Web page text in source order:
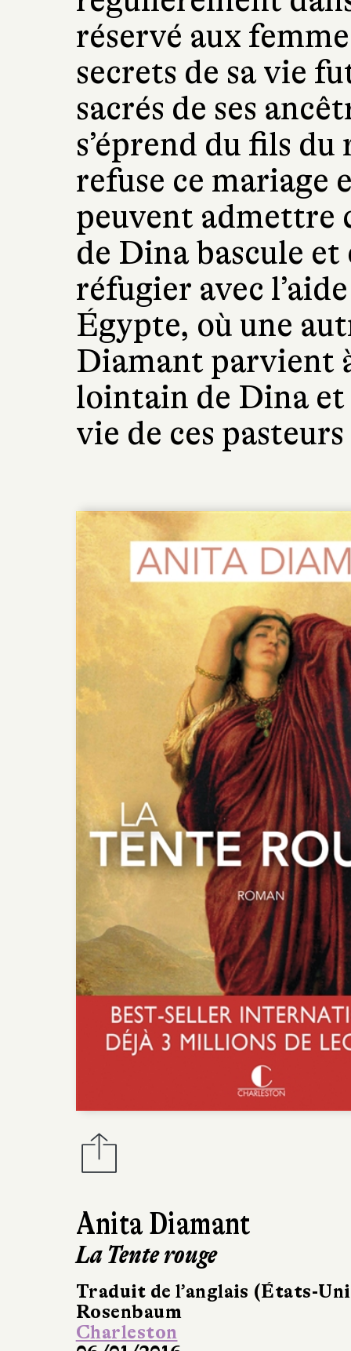
Anita Diamant
La Tente rouge
Traduit de l’anglais (États-
Rosenbaum
Charleston
réservé aux
secrets de sa vie
sacrés de ses
s’éprend du fils
refuse ce mariage
peuvent admettre
de Dina bascule et
réfugier avec
Égypte, où une
Diamant parvient
lointain de Dina et
vie de ces